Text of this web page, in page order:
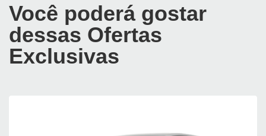
Você poderá gostar
dessas Ofertas
Exclusivas